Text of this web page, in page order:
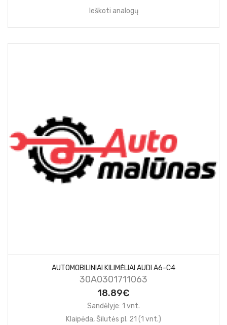
Ieškoti analogų
AUTOMOBILINIAI KILIMĖLIAI AUDI A6-C4
30A0301711063
18.89€
Sandėlyje: 1 vnt.
Klaipėda, Šilutės pl. 21 (1 vnt.)